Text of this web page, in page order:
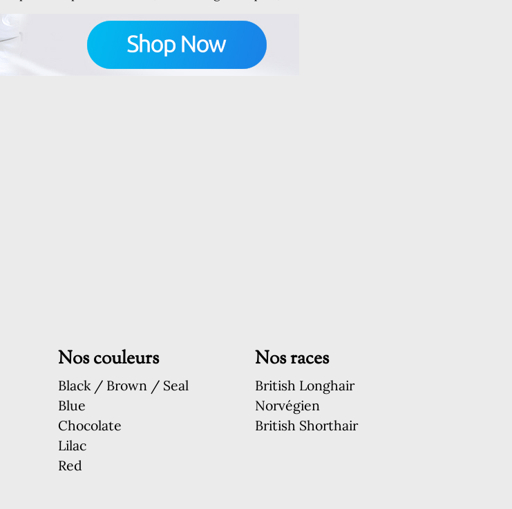
Nos couleurs
Black / Brown / Seal
Blue
Chocolate
Lilac
Red
Nos races
British Longhair
Norvégien
British Shorthair